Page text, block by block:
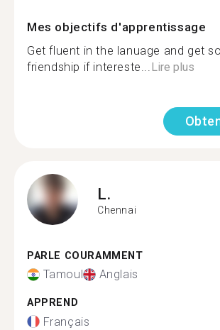
Mes objectifs d'apprentissage
Get fluent in the lanuage and get
friendship if intereste... Lire plus
L.
Chennai
PARLE COURAMMENT
Tamoul Anglais
APPREND
Français